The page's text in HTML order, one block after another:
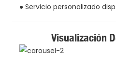
● Servicio personalizado
Visualización